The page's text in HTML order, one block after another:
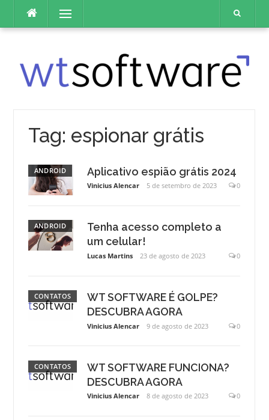
o
Menu
Tag: espionar grátis
ANDROID Aplicativo espião grátis 2024
Vinicius Alencar 5 de setembro de 2023 0
ANDROID
Tenha acesso completo a
um celular!
Lucas Martins 23 de agosto de 2023 0
CONTATOS
WT SOFTWARE É GOLPE?
DESCUBRA AGORA
Vinicius Alencar 9 de agosto de 2023 0
CONTATOS
WT SOFTWARE FUNCIONA?
DESCUBRA AGORA
Vinicius Alencar 8 de agosto de 2023 0